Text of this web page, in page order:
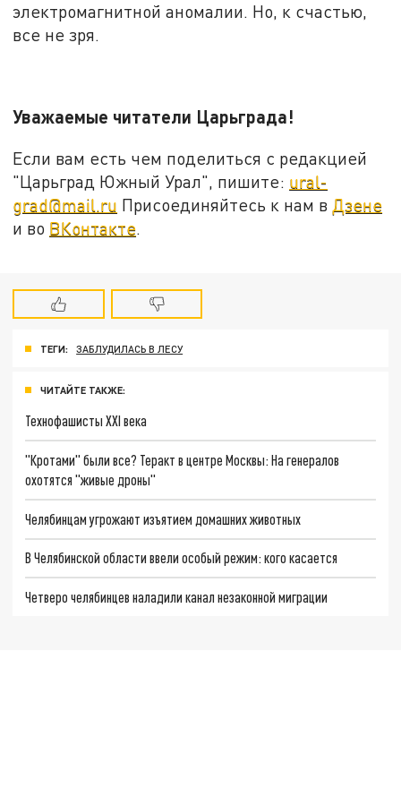
электромагнитной аномалии. Но, к счастью,
все не зря.
Уважаемые читатели Царьграда!
Если вам есть чем поделиться с редакцией
"Царьград Южный Урал", пишите: ural-
grad@mail.ru Присоединяйтесь к нам в Дзене
и во ВКонтакте.
ТЕГИ: ЗАБЛУДИЛАСЬ В ЛЕСУ
ЧИТАЙТЕ ТАКЖЕ:
Технофашисты XXI века
"Кротами" были все? Теракт в центре Москвы: На генералов
охотятся "живые дроны"
Челябинцам угрожают изъятием домашних животных
В Челябинской области ввели особый режим: кого касается
Четверо челябинцев наладили канал незаконной миграции